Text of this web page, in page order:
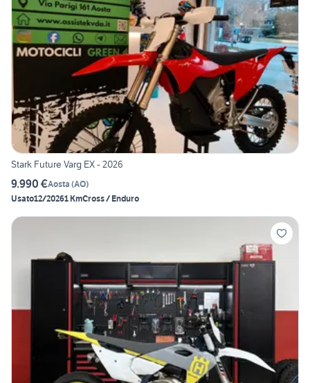
Stark Future Varg EX - 2026
9.990 €Aosta (AO)
Usato12/20261 KmCross / Enduro